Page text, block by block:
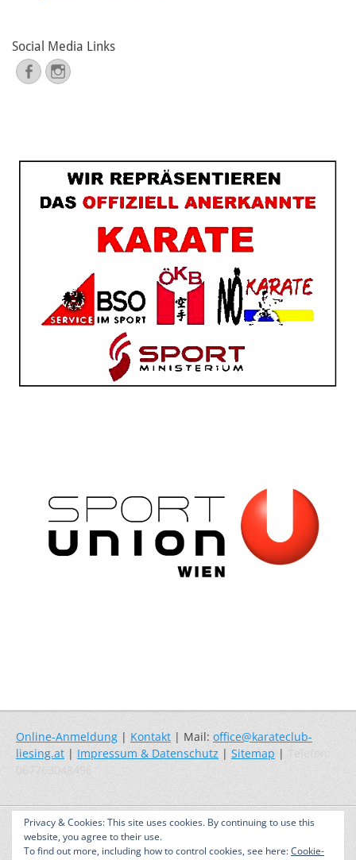
Social Media Links
FacebookInstagram
Online-Anmeldung | Kontakt | Mail: office@karateclub-
liesing.at | Impressum & Datenschutz | Sitemap |
Copyright © 2026Karate – Selbstverteidigung – Fitness. Alle Rechte
vorbehalten. | Catch Responsive nach
Privacy & Cookies: This site uses cookies. By continuing to use this
website, you agree to their use.
To find out more, including how to control cookies, see here:Cookie-